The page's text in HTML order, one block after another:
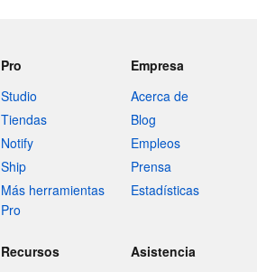
Pro
Studio
Tiendas
Notify
Ship
Más herramientas
Pro
Empresa
Acerca de
Blog
Empleos
Prensa
Estadísticas
Recursos
Asistencia